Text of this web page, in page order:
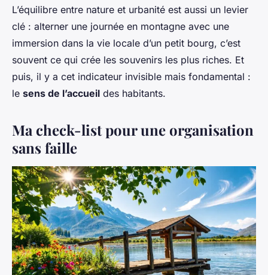
L’équilibre entre nature et urbanité est aussi un levier
clé : alterner une journée en montagne avec une
immersion dans la vie locale d’un petit bourg, c’est
souvent ce qui crée les souvenirs les plus riches. Et
puis, il y a cet indicateur invisible mais fondamental :
le sens de l’accueil des habitants.
Ma check-list pour une organisation
sans faille